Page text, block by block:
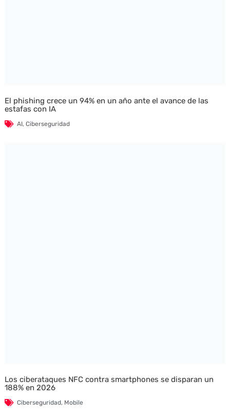
El phishing crece un 94% en un año ante el avance de las
estafas con IA
AI, Ciberseguridad
Los ciberataques NFC contra smartphones se disparan un
188% en 2026
Ciberseguridad, Mobile